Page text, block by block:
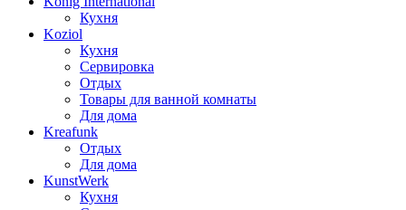
Кухня
Koziol
Кухня
Сервировка
Отдых
Товары для ванной комнаты
Для дома
Kreafunk
Отдых
Для дома
KunstWerk
Кухня